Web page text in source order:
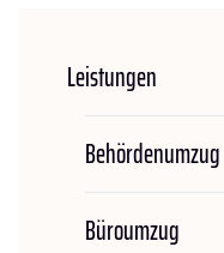
Leistungen
Behördenumzug
Büroumzug